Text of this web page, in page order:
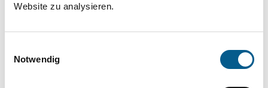
Website zu analysieren.
Notwendig
beachten.
können durch die Wahl von Bereichen oder